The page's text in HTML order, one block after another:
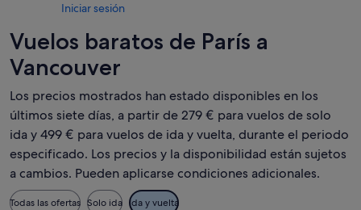
Iniciar sesión
Vuelos baratos de París a
Vancouver
Los precios mostrados han estado disponibles en los
últimos siete días, a partir de 279 € para vuelos de solo
ida y 499 € para vuelos de ida y vuelta, durante el periodo
especificado. Los precios y la disponibilidad están sujetos
a cambios. Pueden aplicarse condiciones adicionales.
Todas las ofertas Solo ida Ida y vuelta